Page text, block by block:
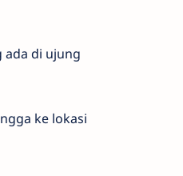
ada di ujung
ke lokasi